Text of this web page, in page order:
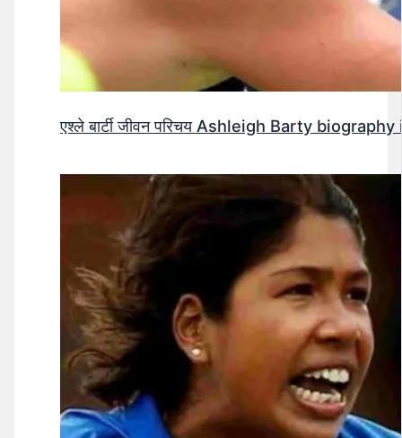
एश्ले बार्टी जीवन परिचय Ashleigh Barty